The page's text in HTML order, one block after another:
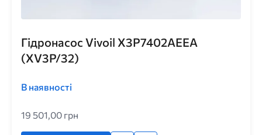
Гідронасос Vivoil X3P7402AEEA
(XV3P/32)
В наявності
19 501,00 грн